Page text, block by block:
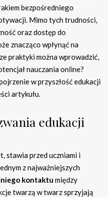
bezpośredniego
Mimo tych trudności,
oraz dostęp do
znacząco wpłynąć na
praktyki można wprowadzić,
nauczania online?
w przyszłość edukacji
artykułu.
edukacji
stawia przed uczniami i
z najważniejszych
kontaktu między
twarzą w twarz sprzyjają